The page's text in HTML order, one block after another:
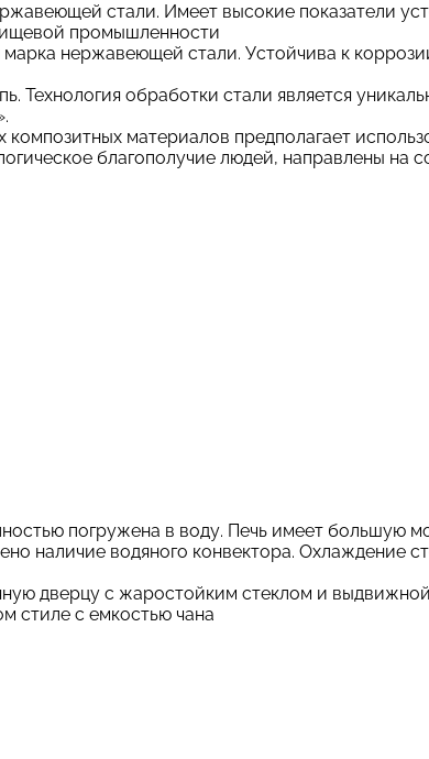
стали. Имеет высокие показатели
промышленности
нержавеющей стали. Устойчива к
Технология обработки стали является
материалов предполагает
благополучие людей, направлены на
погружена в воду. Печь имеет большую
наличие водяного конвектора. Охлаждение
дверцу с жаростойким стеклом и
стиле с емкостью чана